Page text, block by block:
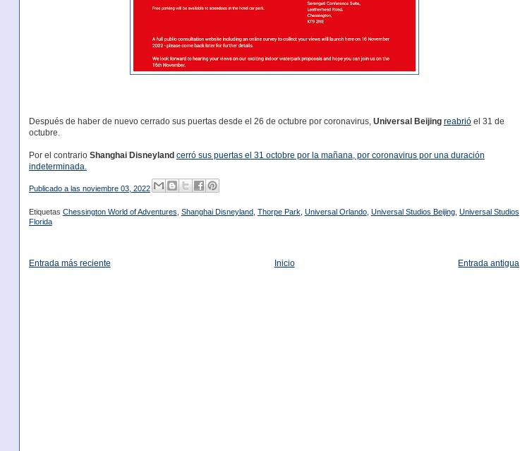
Después de haber de nuevo cerrado sus puertas desde el 26 de octubre por coronavirus, Universal Beijing reabrióel 31 de
octubre.
Por el contrario Shanghai Disneyland cerró sus puertas el 31 octobre por la mañana, por coronavirus por una duración
indeterminada.
Publicado a las noviembre 03, 2022
Etiquetas Chessington World of Adventures Shanghai Disneyland, Thorpe Park Universal Orlando, Universal Studios Beijing, Universal Studios
Florida
Entrada más reciente Entrada antigua
Inicio